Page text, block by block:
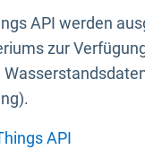
API werden
zur
API